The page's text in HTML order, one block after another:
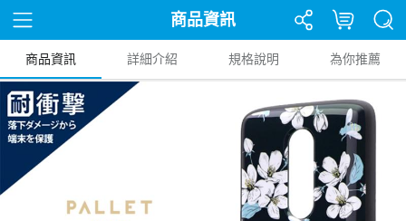
商品資訊
商品資訊 詳細介紹 規格說明 為你推薦